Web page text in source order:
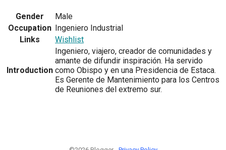
Gender
Male
Occupation Ingeniero Industrial
Links
Wishlist
Introduction
Ingeniero, viajero, creador de comunidades y
amante de difundir inspiración. Ha servido
como Obispo y en una Presidencia de Estaca.
Es Gerente de Mantenimiento para los Centros
de Reuniones del extremo sur.